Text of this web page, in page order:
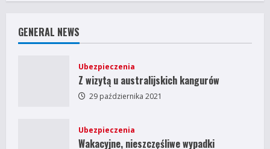
GENERAL NEWS
Ubezpieczenia
Z wizytą u australijskich kangurów
29 października 2021
Ubezpieczenia
Wakacyjne, nieszczęśliwe wypadki